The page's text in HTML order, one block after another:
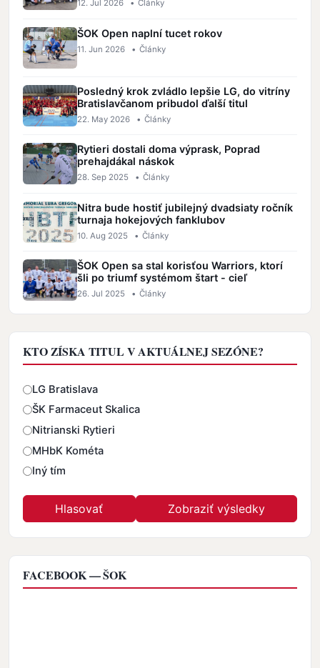
12. Jul 2026 • Články
ŠOK Open naplní tucet rokov
11. Jun 2026 • Články
Posledný krok zvládlo lepšie LG, do vitríny
Bratislavčanom pribudol ďalší titul
22. May 2026 • Články
Rytieri dostali doma výprask, Poprad
prehajdákal náskok
28. Sep 2025 • Články
Nitra bude hostiť jubilejný dvadsiaty ročník
turnaja hokejových fanklubov
10. Aug 2025 • Články
ŠOK Open sa stal korisťou Warriors, ktorí
šli po triumf systémom štart - cieľ
26. Jul 2025 • Články
KTO ZÍSKA TITUL V AKTUÁLNEJ SEZÓNE?
Odpovede
LG Bratislava
ŠK Farmaceut Skalica
Nitrianski Rytieri
MHbK Kométa
Iný tím
FACEBOOK — ŠOK